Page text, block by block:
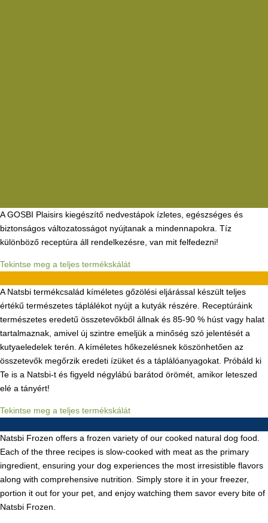
A GOSBI Plaisirs kiegészítő nedvestápok ízletes, egészséges és
biztonságos változatosságot nyújtanak a mindennapokra. Tíz
különböző receptúra áll rendelkezésre, van mit felfedezni!
Tekintse meg a teljes termékskálát
A Natsbi termékcsalád kíméletes gőzölési eljárással készült teljes
értékű természetes táplálékot nyújt a kutyák részére. Receptúráink
természetes eredetű összetevőkből állnak és 85-90 % húst vagy halat
tartalmaznak, amivel új szintre emeljük a minőség szó jelentését a
kutyaeledelek terén. A kíméletes hőkezelésnek köszönhetően az
összetevők megőrzik eredeti ízüket és a táplálóanyagokat. Próbáld ki
Te is a Natsbi-t és figyeld négylábú barátod örömét, amikor leteszed
elé a tányért!
Tekintse meg a teljes termékskálát
Natsbi Frozen offers a frozen variety of our cooked natural dog food.
Each of the three recipes is slow-cooked with meat as the primary
ingredient, ensuring your dog experiences the most irresistible flavors
along with comprehensive nutrition. Simply store it in your freezer,
portion it out for your pet, and enjoy watching them savor every bite of
Natsbi Frozen.